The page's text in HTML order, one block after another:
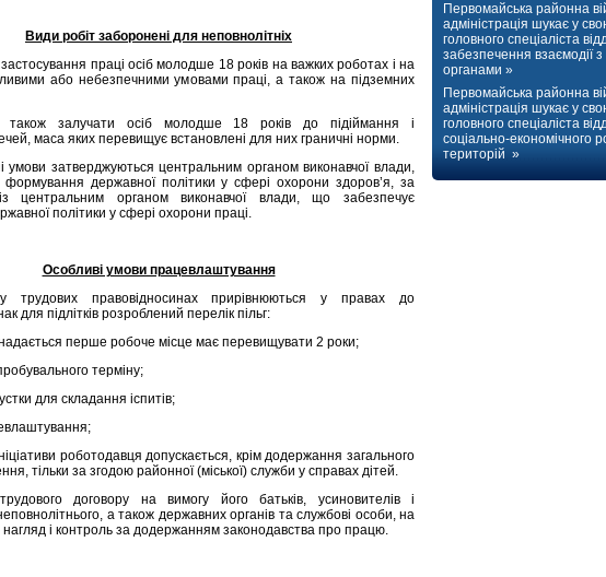
Види робіт заборонені для неповнолітніх
праці осіб молодше 18 років на важких роботах і на
або небезпечними умовами праці, а також на підземних
також залучати осіб молодше 18 років до підіймання і
маса яких перевищує встановлені для них граничні норми.
умови затверджуються центральним органом виконавчої влади,
державної політики у сфері охорони здоров’я, за
центральним органом виконавчої влади, що забезпечує
політики у сфері охорони праці.
Особливі умови працевлаштування
у трудових правовідносинах прирівнюються у правах до
для підлітків розроблений перелік пільг:
перше робоче місце має перевищувати 2 роки;
терміну;
для складання іспитів;
роботодавця допускається, крім додержання загального
тільки за згодою районної (міської) служби у справах дітей.
договору на вимогу його батьків, усиновителів і
а також державних органів та службові особи, на
і контроль за додержанням законодавства про працю.
Первомайська районна
адміністрація шукає у
головного спеціаліста
забезпечення взаємодії з
органами »
Первомайська районна
адміністрація шукає у
головного спеціаліста
соціально-економічного
територій »